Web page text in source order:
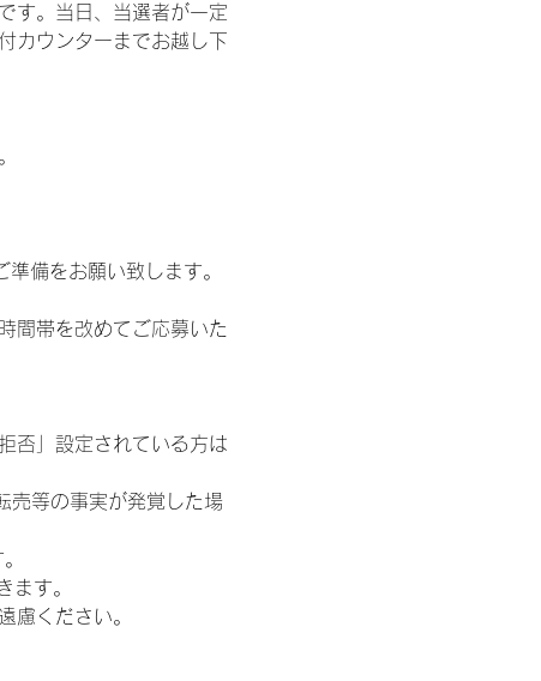
す。当日、当選者が一定
カウンターまでお越し下
備をお願い致します。
間帯を改めてご応募いた
否」設定されている方は
売等の事実が発覚した場
ます。
慮ください。